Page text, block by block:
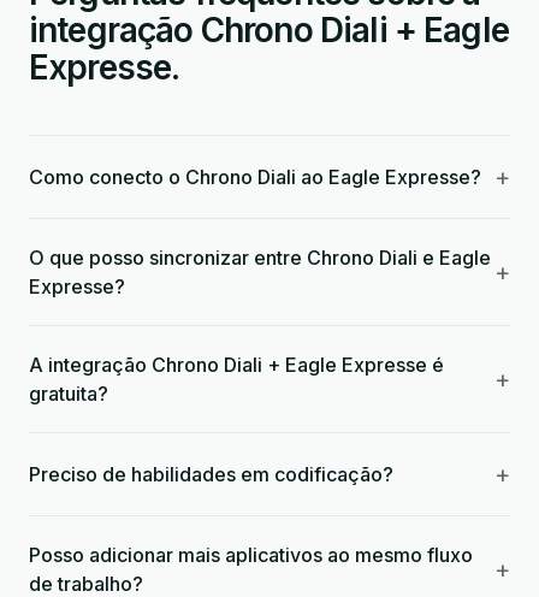
integração Chrono Diali + Eagle
Expresse.
Como conecto o Chrono Diali ao Eagle Expresse? +
O que posso sincronizar entre Chrono Diali e Eagle
Expresse?
+
A integração Chrono Diali + Eagle Expresse é
gratuita?
+
Preciso de habilidades em codificação? +
Posso adicionar mais aplicativos ao mesmo fluxo
de trabalho?
+